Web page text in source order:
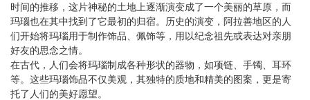
时间的推移，这片神秘的土地上逐渐演变成了一个美丽的草原，而
玛瑙也在其中找到了它最初的归宿。历史的演变，阿拉善地区的人
们开始将玛瑙用于制作饰品、佩饰等，用以纪念祖先或表达对亲朋
好友的思念之情。
在古代，人们会将玛瑙制成各种形状的器物，如项链、手镯、耳环
等。这些玛瑙饰品不仅美观，其独特的质地和精美的图案，更是寄
托了人们的美好愿望。